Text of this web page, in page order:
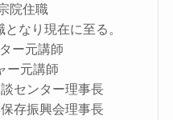
院住職
なり現在に至る。
ー元講師
ー元講師
センター理事長
存振興会理事長